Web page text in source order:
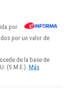
por
por un valor de
de la base de
(S.M.E.). Más